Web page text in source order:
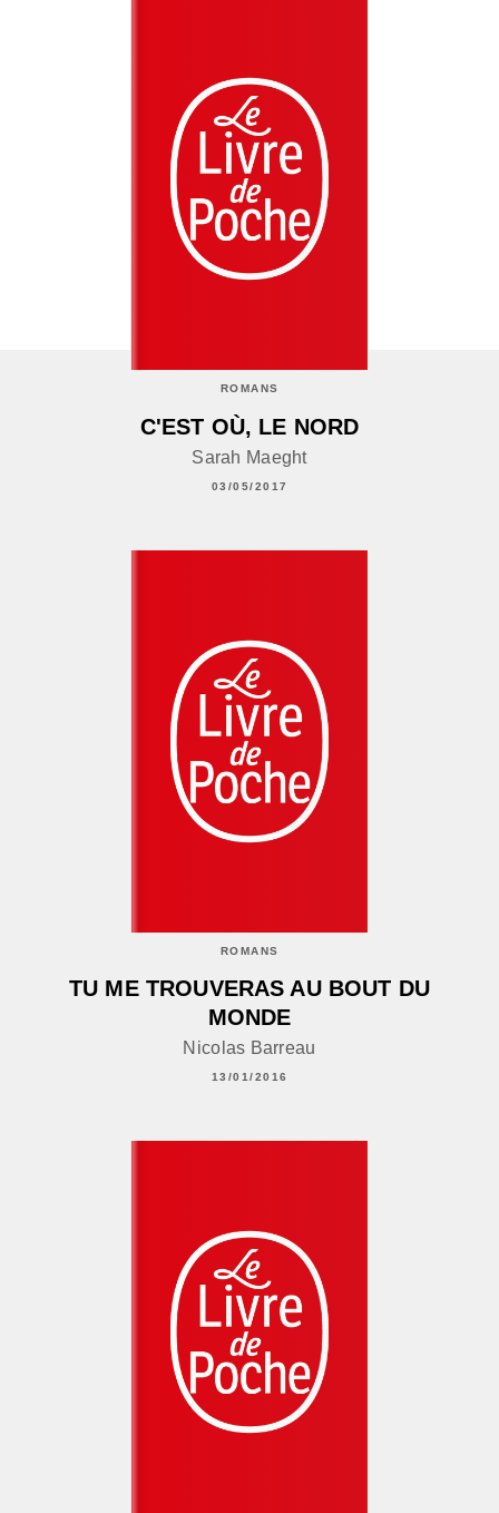
ROMANS
C'EST OÙ, LE NORD
Sarah Maeght
03/05/2017
ROMANS
TU ME TROUVERAS AU BOUT DU
MONDE
Nicolas Barreau
13/01/2016